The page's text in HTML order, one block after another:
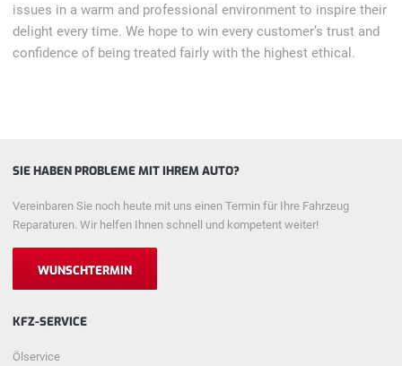
issues in a warm and professional environment to inspire their
delight every time. We hope to win every customer’s trust and
confidence of being treated fairly with the highest ethical.
SIE HABEN PROBLEME MIT IHREM AUTO?
Vereinbaren Sie noch heute mit uns einen Termin für Ihre Fahrzeug
Reparaturen. Wir helfen Ihnen schnell und kompetent weiter!
WUNSCHTERMIN
KFZ-SERVICE
Ölservice